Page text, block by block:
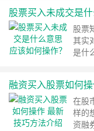
股票买入未成交是
股票
其实
是什
融资买入股票如何
在股
样的
资